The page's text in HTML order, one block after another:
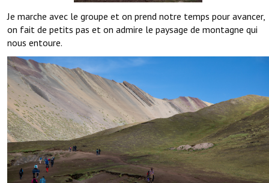
Je marche avec le groupe et on prend notre temps pour avancer,
on fait de petits pas et on admire le paysage de montagne qui
nous entoure.